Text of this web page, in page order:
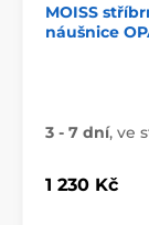
MOISS
náušnice
3 - 7 dní, ve
1 230 Kč